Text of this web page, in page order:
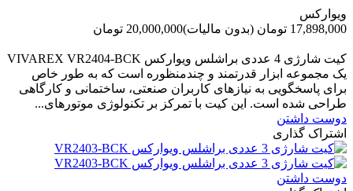
ویوارکس
17,898,000 تومان
(بدون مالیات)20,000,000 تومان
کیت شارژی 4 عددی براشلس ویوارکس VIVAREX VR2404-BCK
یک مجموعه ابزار قدرتمند و چندمنظوره است که به طور خاص
برای پاسخگویی به نیازهای کاربران صنعتی، ساختمانی و کارگاهی
طراحی شده است. این کیت با تمرکز بر تکنولوژی موتورهای...
دوست داشتن
اشتراک گذاری
دوست داشتن